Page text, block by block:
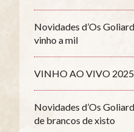
Novidades d’Os
vinho a mil
VINHO AO VIVO 2025
Novidades d’Os
de brancos de xisto